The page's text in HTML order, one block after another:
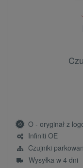
O - oryginał z
Infiniti OE
Czujniki
Wysyłka w 4 dni